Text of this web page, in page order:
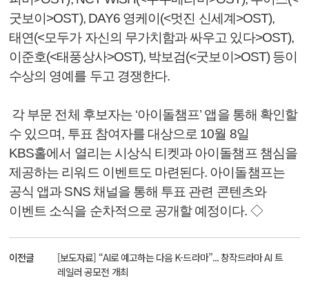
굿보이>OST), DAY6 영케이(<멋진 신세계>OST),
태연(<모두가 자신의 무가치함과 싸우고 있다>OST),
이준호(<태풍상사>OST), 박보검(<굿보이>OST) 등이
수상의 영예를 두고 경쟁한다.
각 부문 전체 후보자는 ‘아이돌챔프’ 앱을 통해 확인할
수 있으며, 투표 참여자를 대상으로 10월 8일
KBS홀에서 열리는 시상식 티켓과 아이돌챔프 챔심을
제공하는 리워드 이벤트도 마련된다. 아이돌챔프는
공식 앱과 SNS 채널을 통해 투표 관련 콘텐츠와
이벤트 소식을 순차적으로 공개할 예정이다. ◇
이전글
[보도자료] “AI로 예고하는 다음 K-드라마”... 창작드라마 AI 트
레일러 공모전 개최